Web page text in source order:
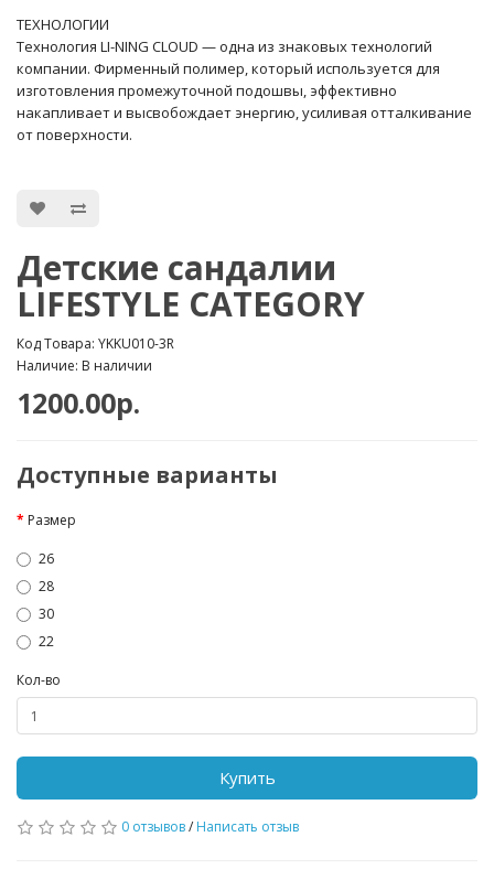
ТЕХНОЛОГИИ
Технология LI-NING CLOUD — одна из знаковых технологий
компании. Фирменный полимер, который используется для
изготовления промежуточной подошвы, эффективно
накапливает и высвобождает энергию, усиливая отталкивание
от поверхности.
Детские сандалии
LIFESTYLE CATEGORY
Код Товара: YKKU010-3R
Наличие: В наличии
1200.00р.
Доступные варианты
Размер
26
28
30
22
Кол-во
Купить
0 отзывов/ Написать отзыв